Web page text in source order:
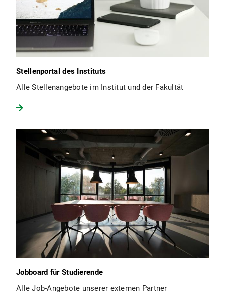
Stellenportal des Instituts
Alle Stellenangebote im Institut und der Fakultät
Jobboard für Studierende
Alle Job-Angebote unserer externen Partner